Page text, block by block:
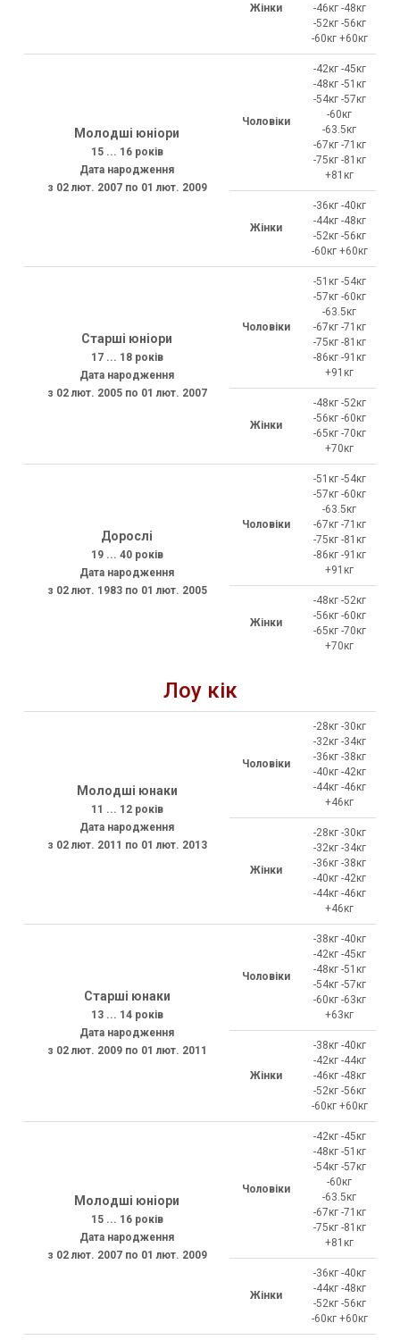
Жінки
-46кг -48кг
-52кг -56кг
-60кг +60кг
Молодші юніори
15 ... 16 років
Дата народження
з 02 лют. 2007 по 01 лют. 2009
Чоловіки
-42кг -45кг
-48кг -51кг
-54кг -57кг
-60кг
-63.5кг
-67кг -71кг
-75кг -81кг
+81кг
Жінки
-36кг -40кг
-44кг -48кг
-52кг -56кг
-60кг +60кг
Старші юніори
17 ... 18 років
Дата народження
з 02 лют. 2005 по 01 лют. 2007
Чоловіки
-51кг -54кг
-57кг -60кг
-63.5кг
-67кг -71кг
-75кг -81кг
-86кг -91кг
+91кг
Жінки
-48кг -52кг
-56кг -60кг
-65кг -70кг
+70кг
Дорослі
19 ... 40 років
Дата народження
з 02 лют. 1983 по 01 лют. 2005
Чоловіки
-51кг -54кг
-57кг -60кг
-63.5кг
-67кг -71кг
-75кг -81кг
-86кг -91кг
+91кг
Жінки
-48кг -52кг
-56кг -60кг
-65кг -70кг
+70кг
Лоу кік
Молодші юнаки
11 ... 12 років
Дата народження
з 02 лют. 2011 по 01 лют. 2013
Чоловіки
-28кг -30кг
-32кг -34кг
-36кг -38кг
-40кг -42кг
-44кг -46кг
+46кг
Жінки
-28кг -30кг
-32кг -34кг
-36кг -38кг
-40кг -42кг
-44кг -46кг
+46кг
Старші юнаки
13 ... 14 років
Дата народження
з 02 лют. 2009 по 01 лют. 2011
Чоловіки
-38кг -40кг
-42кг -45кг
-48кг -51кг
-54кг -57кг
-60кг -63кг
+63кг
Жінки
-38кг -40кг
-42кг -44кг
-46кг -48кг
-52кг -56кг
-60кг +60кг
Молодші юніори
15 ... 16 років
Дата народження
з 02 лют. 2007 по 01 лют. 2009
Чоловіки
-42кг -45кг
-48кг -51кг
-54кг -57кг
-60кг
-63.5кг
-67кг -71кг
-75кг -81кг
+81кг
Жінки
-36кг -40кг
-44кг -48кг
-52кг -56кг
-60кг +60кг